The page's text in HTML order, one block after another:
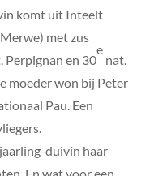
komt uit Inteelt
met zus
Perpignan en 30
e
nat.
moeder won bij Peter
Pau. Een
duivin haar